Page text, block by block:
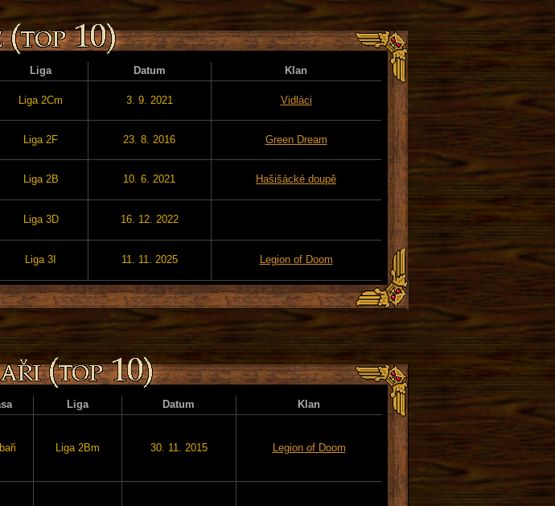
Liga Datum Klan
Liga 2Cm 3. 9. 2021 Vidláci
Liga 2F 23. 8. 2016 Green Dream
Liga 2B 10. 6. 2021 Hašišácké doupě
Liga 3D 16. 12. 2022
Liga 3I 11. 11. 2025 Legion of Doom
Liga Datum Klan
Liga 2Bm 30. 11. 2015 Legion of Doom